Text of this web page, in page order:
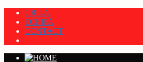
GRILĂ
ECHIPĂ
CONTACT